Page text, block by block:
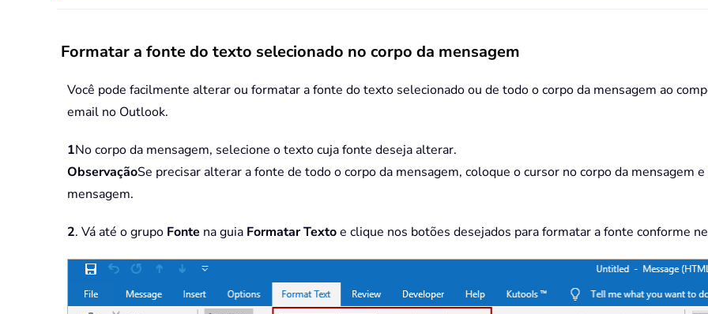
Formatar a fonte do texto selecionado no corpo da mensagem
Você pode facilmente alterar ou formatar a fonte do texto selecionado ou de todo o corpo da mensagem ao
email no Outlook.
1No corpo da mensagem, selecione o texto cuja fonte deseja alterar.
ObservaçãoSe precisar alterar a fonte de todo o corpo da mensagem, coloque o cursor no corpo da mensagem
mensagem.
2. Vá até o grupo Fonte na guia Formatar Textoe clique nos botões desejados para formatar a fonte conforme